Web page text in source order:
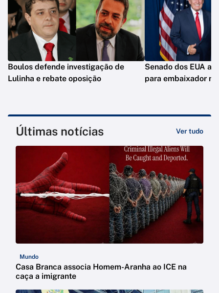
Boulos defende investigação de
Lulinha e rebate oposição
Senado dos EUA
para embaixador
Últimas notícias Ver tudo
Mundo
Casa Branca associa Homem-Aranha ao ICE na
caça a imigrante